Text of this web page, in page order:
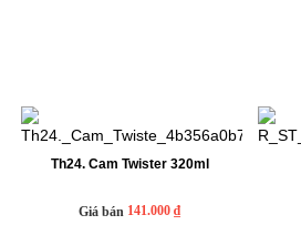
Th24. Cam Twister 320ml
Giá bán 141.000 ₫